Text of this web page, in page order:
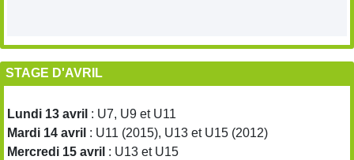
STAGE D'AVRIL
Lundi 13 avril : U7, U9 et U11
Mardi 14 avril : U11 (2015), U13 et U15 (2012)
Mercredi 15 avril : U13 et U15